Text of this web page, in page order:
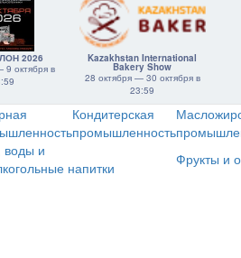
2026
9 октября в
Kazakhstan International
Bakery Show
28 октября — 30 октября в
23:59
Кондитерская
промышленность
воды и
напитки
Фрукты и